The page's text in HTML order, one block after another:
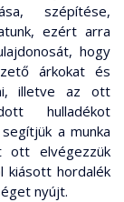
szépítése,
ezért arra
hogy
árkokat és
illetve az ott
hulladékot
a munka
ott elvégezzük
kiásott hordalék
nyújt.